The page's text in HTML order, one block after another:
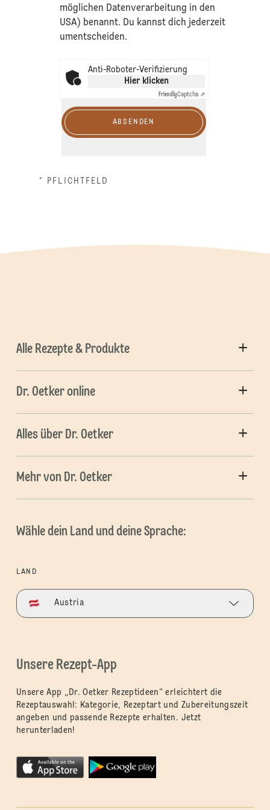
möglichen Datenverarbeitung in den
USA) benannt. Du kannst dich jederzeit
umentscheiden.
Anti-Roboter-Verifizierung
Hier klicken
FriendlyCaptcha ⇗
ABSENDEN
* PFLICHTFELD
Alle Rezepte & Produkte
Dr. Oetker online
Alles über Dr. Oetker
Mehr von Dr. Oetker
Wähle dein Land und deine Sprache:
LAND
Austria
Unsere Rezept-App
Unsere App „Dr. Oetker Rezeptideen“ erleichtert die
Rezeptauswahl: Kategorie, Rezeptart und Zubereitungszeit
angeben und passende Rezepte erhalten. Jetzt
herunterladen!